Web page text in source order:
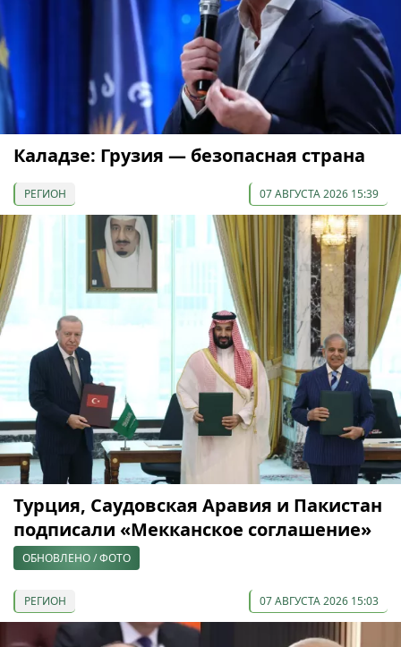
Каладзе: Грузия — безопасная страна
РЕГИОН 07 АВГУСТА 2026 15:39
Турция, Саудовская Аравия и Пакистан
подписали «Мекканское соглашение»
ОБНОВЛЕНО / ФОТО
РЕГИОН 07 АВГУСТА 2026 15:03